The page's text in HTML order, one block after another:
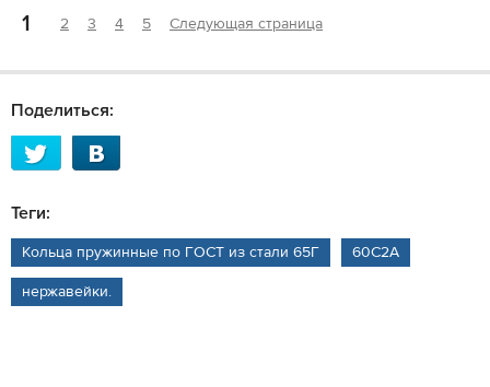
1 2 3 4 5 Следующая страница
Поделиться:
Теги:
Кольца пружинные по ГОСТ из стали 65Г
60С2А
нержавейки.